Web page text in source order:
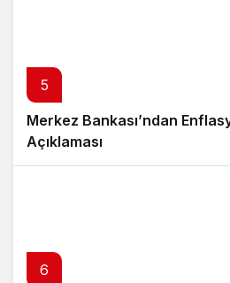
5
Merkez Bankası’ndan
Açıklaması
6